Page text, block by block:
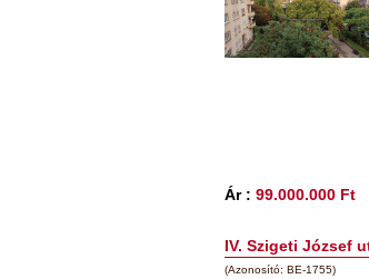
Ár : 99.000.000 Ft
IV. Szigeti József
(Azonosító: BE-1755)